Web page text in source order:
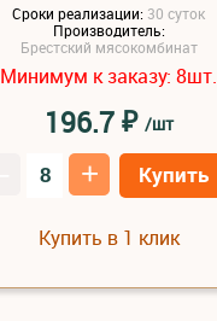
Сроки реализации: 30 суток
Производитель:
Брестский мясокомбинат
Минимум к заказу: 8шт.
196.7₽ /шт
+ Купить
Купить в 1 клик